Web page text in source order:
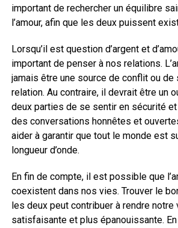
important de rechercher un équilibre
l’amour, afin que les deux puissent
Lorsqu’il est question d’argent et
important de penser à nos relations.
jamais être une source de conflit ou de
relation. Au contraire, il devrait être un
deux parties de se sentir en sécurité
des conversations honnêtes et
aider à garantir que tout le monde est
longueur d’onde.
En fin de compte, il est possible que
coexistent dans nos vies. Trouver le
les deux peut contribuer à rendre notre
satisfaisante et plus épanouissante. En